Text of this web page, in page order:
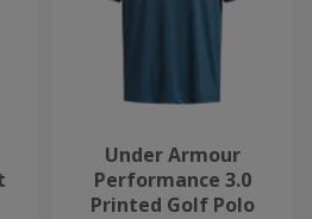
Under Armour
Performance 3.0
Printed Golf Polo